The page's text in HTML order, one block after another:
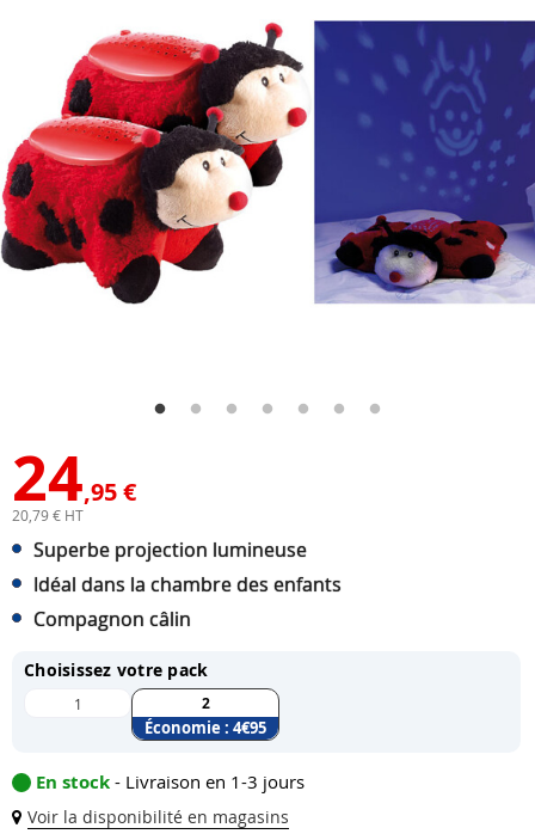
24,95 €
20,79 € HT
Superbe projection lumineuse
Idéal dans la chambre des enfants
Compagnon câlin
Choisissez votre pack
1 2
Économie : 4€95
En stock - Livraison en 1-3 jours
Voir la disponibilité en magasins